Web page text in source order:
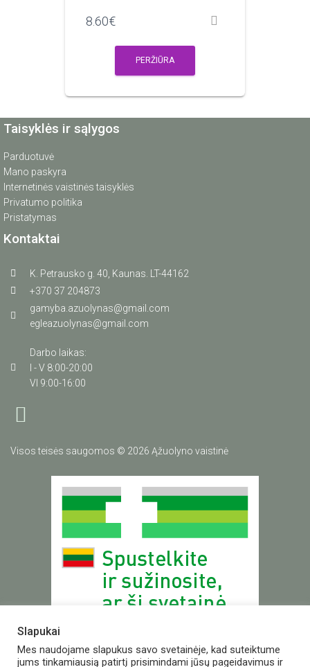
8.60€
PERŽIŪRA
Taisyklės ir sąlygos
Parduotuvė
Mano paskyra
Internetinės vaistinės taisyklės
Privatumo politika
Pristatymas
Kontaktai
K. Petrausko g. 40, Kaunas. LT-44162
+370 37 204873
gamyba.azuolynas@gmail.com
egleazuolynas@gmail.com
Darbo laikas:
I - V 8:00-20:00
VI 9:00-16:00
Visos teisės saugomos © 2026 Ąžuolyno vaistinė
Slapukai
Mes naudojame slapukus savo svetainėje, kad suteiktume
jums tinkamiausią patirtį prisimindami jūsų pageidavimus ir